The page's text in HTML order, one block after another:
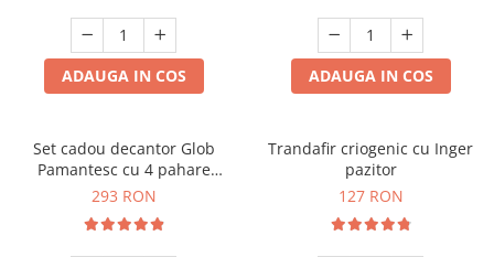
Cadouri Fete
Pentru Copilul din tine
Cadouri Haioase
Cadouri Majorat
Cadouri pentru Nasi
Cadouri pentru Bunici
Cani si Termosuri
Jocuri si Puzzle
Produse pentru Calatorie
Cadouri Sfantul Alexandru
Cadouri Sfanta Ana
Cadouri Sfanta Maria
Cadouri Sfintii Mihail si Gavriil
ADAUGA IN COS ADAUGA IN COS
Set cadou decantor Glob
Pamantesc cu 4 pahare
Deluxe
293 RON
Trandafir criogenic cu Inger
pazitor
127 RON